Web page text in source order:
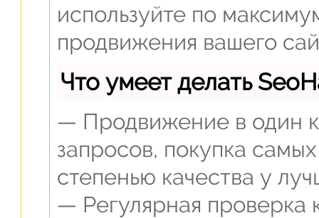
используйте по
продвижения вашего
Что умеет делать
— Продвижение в один
запросов, покупка
степенью качества у
— Регулярная проверка